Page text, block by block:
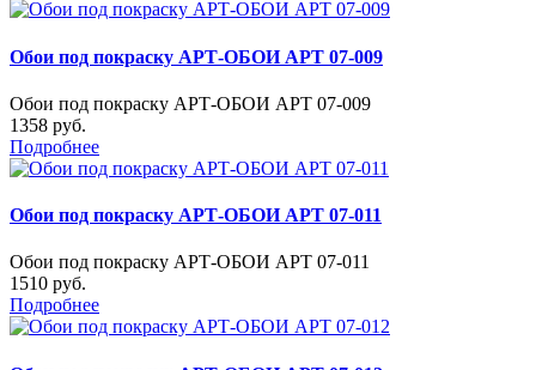
Обои под покраску АРТ-ОБОИ АРТ 07-009
Обои под покраску АРТ-ОБОИ АРТ 07-009
1358 руб.
Подробнее
Обои под покраску АРТ-ОБОИ АРТ 07-011
Обои под покраску АРТ-ОБОИ АРТ 07-011
1510 руб.
Подробнее